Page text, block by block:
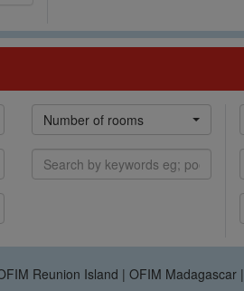
Nb
pièces
Number of rooms
Mots
clefs
Reunion Island | OFIM Madagascar|